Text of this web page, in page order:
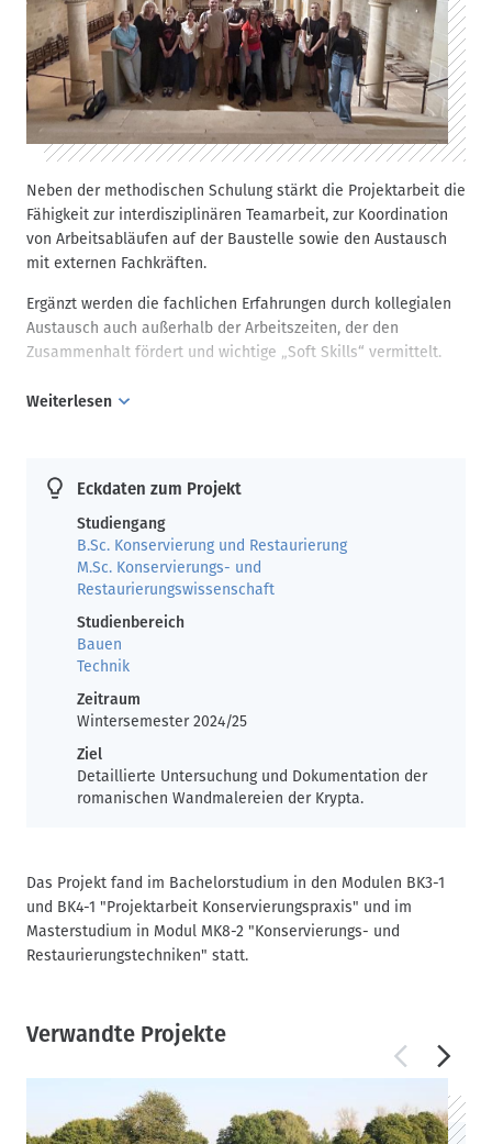
und der Malschicht können dann erprobt werden.
Neben der methodischen Schulung stärkt die Projektarbeit die
Fähigkeit zur interdisziplinären Teamarbeit, zur Koordination
von Arbeitsabläufen auf der Baustelle sowie den Austausch
mit externen Fachkräften.
Ergänzt werden die fachlichen Erfahrungen durch kollegialen
Austausch auch außerhalb der Arbeitszeiten, der den
Zusammenhalt fördert und wichtige „Soft Skills“ vermittelt.
das Berufsfeld der Konservierung und Restaurierung von
Steinobjekten und Architekturoberflächen vor. Die
Praxisprojekte sind somit ein großer Gewinn für die
Studierenden sowie für die bedeutenden Wandmalereien.
Weiterlesen
Eckdaten zum Projekt
Studiengang
B.Sc. Konservierung und Restaurierung
M.Sc. Konservierungs- und
Restaurierungswissenschaft
Studienbereich
Bauen
Technik
Zeitraum
Wintersemester 2024/25
Ziel
Detaillierte Untersuchung und Dokumentation der
romanischen Wandmalereien der Krypta.
Das Projekt fand im Bachelorstudium in den Modulen BK3-1
und BK4-1 "Projektarbeit Konservierungspraxis" und im
Masterstudium in Modul MK8-2 "Konservierungs- und
Restaurierungstechniken" statt.
Verwandte Projekte